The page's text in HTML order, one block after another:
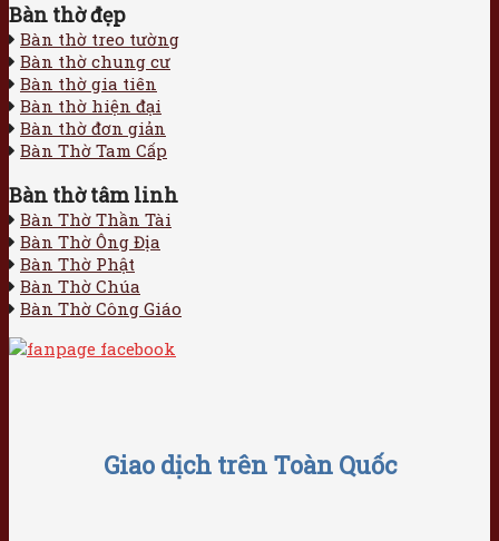
Bàn thờ đẹp
Bàn thờ treo tường
Bàn thờ chung cư
Bàn thờ gia tiên
Bàn thờ hiện đại
Bàn thờ đơn giản
Bàn Thờ Tam Cấp
Bàn thờ tâm linh
Bàn Thờ Thần Tài
Bàn Thờ Ông Địa
Bàn Thờ Phật
Bàn Thờ Chúa
Bàn Thờ Công Giáo
Giao dịch trên Toàn Quốc